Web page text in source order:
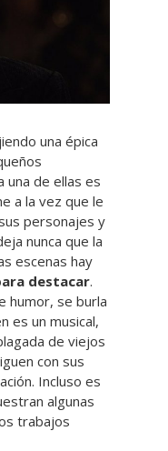
una épica
una de ellas es
a la vez que le
personajes y
nunca que la
escenas hay
destacar.
humor, se burla
es un musical,
de viejos
con sus
Incluso es
algunas
trabajos